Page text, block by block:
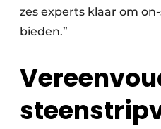
zes experts klaar om
bieden.”